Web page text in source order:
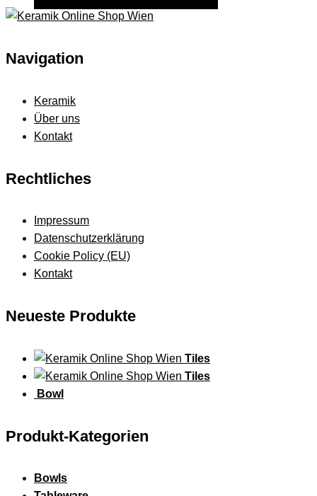
Navigation
Keramik
Über uns
Kontakt
Rechtliches
Impressum
Datenschutzerklärung
Cookie Policy (EU)
Kontakt
Neueste Produkte
Tiles
Tiles
Bowl
Produkt-Kategorien
Bowls